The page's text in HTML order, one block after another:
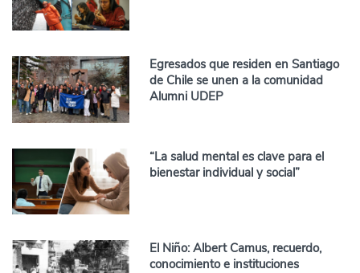
Egresados que residen en Santiago
de Chile se unen a la comunidad
Alumni UDEP
“La salud mental es clave para el
bienestar individual y social”
El Niño: Albert Camus, recuerdo,
conocimiento e instituciones